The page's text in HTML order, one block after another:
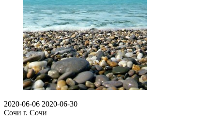
2020-06-06 2020-06-30
Сочи г. Сочи